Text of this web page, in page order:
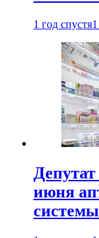
1 год спустя
июня